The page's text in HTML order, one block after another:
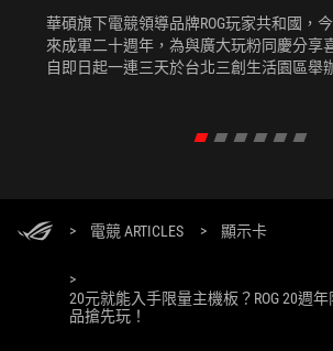
華碩旗下電競領導品牌ROG玩家共和國，
來成軍二十週年，為與廣大玩粉同慶分享
自即日起一連三天於台北三創生活園區舉
CROSSHAIR 2006、ROG ARCANA DDR5 20週
列一體式水冷散熱器、ROG NUC 16迷你電
與推出熔岩紅新色的ROG Falchion Ace 75 HE
鍵盤，歡迎踴躍前來共襄盛舉，感受「天生
>
電競 ARTICLES > 顯示卡
>
20元就能入手限量主機板？ROG 20週
品搶先玩！